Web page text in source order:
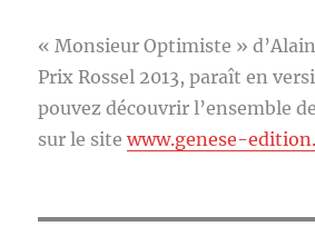
« Monsieur Optimiste »
Prix Rossel 2013, paraît en
pouvez découvrir l’ensemble
sur le sitewww.genese-